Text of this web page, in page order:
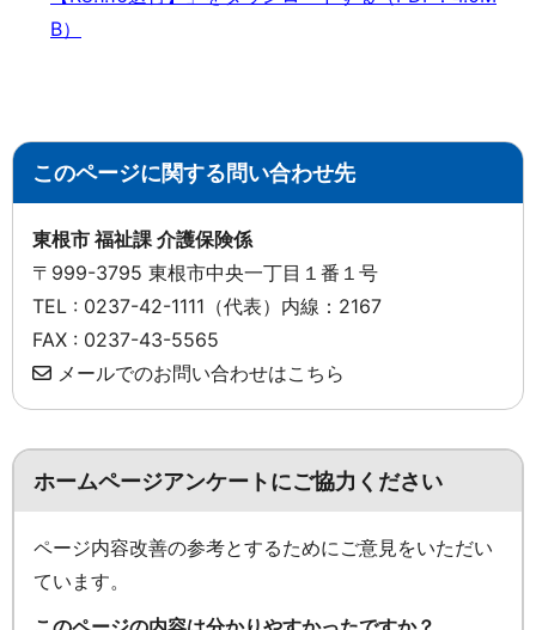
B）
このページに関する問い合わせ先
東根市 福祉課 介護保険係
〒999-3795 東根市中央一丁目１番１号
TEL : 0237-42-1111（代表）内線：2167
FAX : 0237-43-5565
メールでのお問い合わせはこちら
ホームページアンケートにご協力ください
ページ内容改善の参考とするためにご意見をいただい
ています。